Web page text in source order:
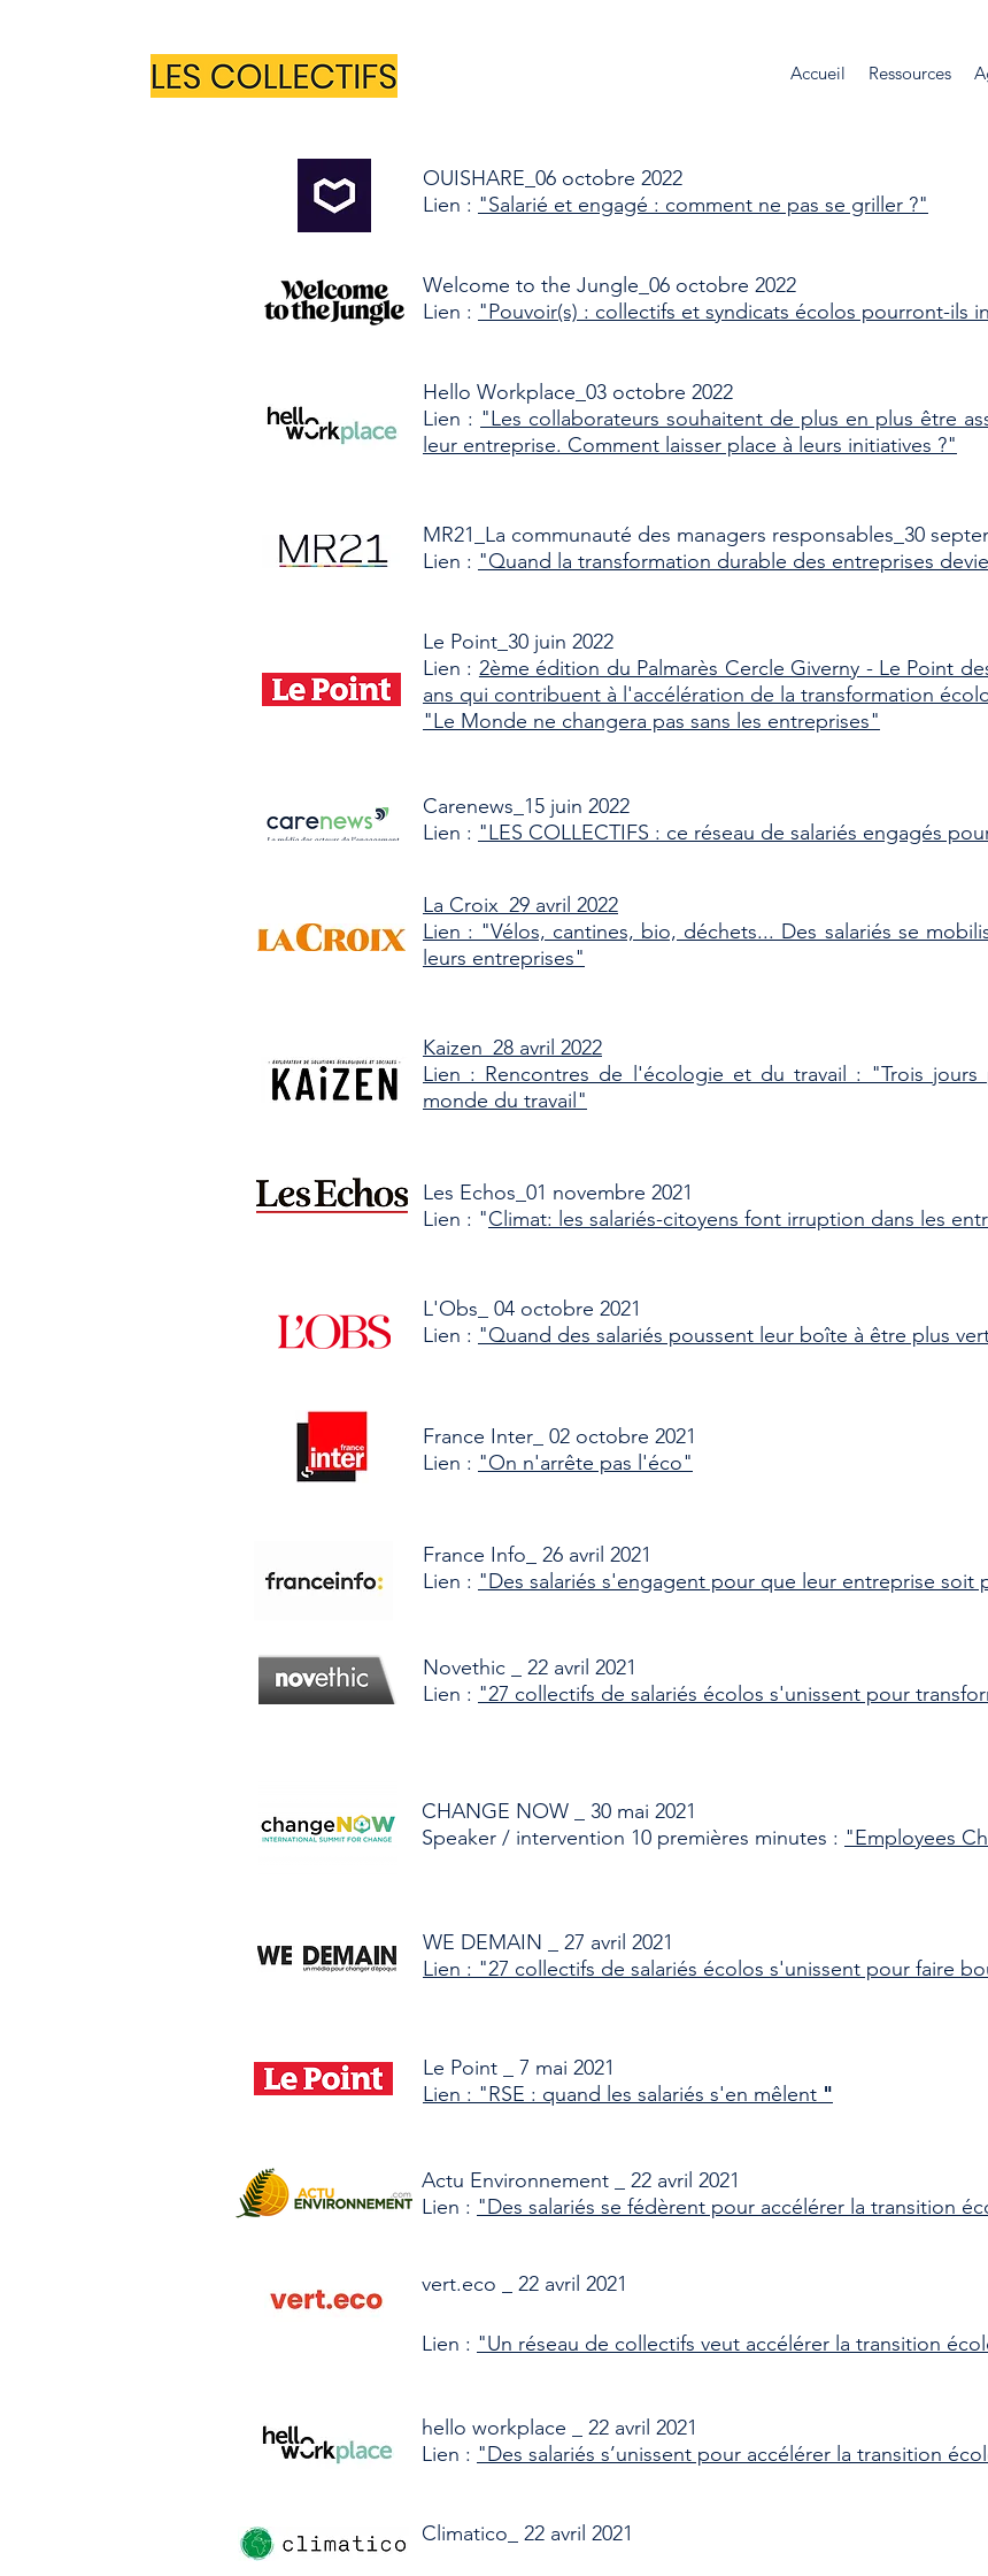
Accueil Ressources
OUISHARE_06 octobre 2022
Lien : "Salarié et engagé : comment ne pas se griller ?"
Welcome to the Jungle_06 octobre 2022
Lien : "Pouvoir(s) : collectifs et syndicats écolos pourront-ils
Hello Workplace_03 octobre 2022
Lien : "Les collaborateurs souhaitent de plus en plus être
leur entreprise. Comment laisser place à leurs initiatives ?"
MR21_La communauté des managers responsables_30
Lien : "Quand la transformation durable des entreprises
Le Point_30 juin 2022
Lien : 2ème édition du Palmarès Cercle Giverny - Le Point
ans qui contribuent à l'accélération de la transformation
"Le Monde ne changera pas sans les entreprises"
Carenews_15 juin 2022
Lien : "LES COLLECTIFS : ce réseau de salariés engagés
La Croix_29 avril 2022
Lien : "Vélos, cantines, bio, déchets... Des salariés se
leurs entreprises"
Kaizen_28 avril 2022
Lien : Rencontres de l'écologie et du travail : "Trois
monde du travail"
Les Echos_01 novembre 2021
Lien : "Climat: les salariés-citoyens font irruption dans les
L'Obs_ 04 octobre 2021
Lien : "Quand des salariés poussent leur boîte à être plus
France Inter_ 02 octobre 2021
Lien : "On n'arrête pas l'éco"
France Info_ 26 avril 2021
Lien : "Des salariés s'engagent pour que leur entreprise soit
Novethic _ 22 avril 2021
Lien : "27 collectifs de salariés écolos s'unissent pour
CHANGE NOW _ 30 mai 2021
Speaker / intervention 10 premières minutes : "Employees
WE DEMAIN _ 27 avril 2021
Lien : "27 collectifs de salariés écolos s'unissent pour faire
Le Point _ 7 mai 2021
Lien : "RSE : quand les salariés s'en mêlent "
Actu Environnement _ 22 avril 2021
Lien : "Des salariés se fédèrent pour accélérer la transition
vert.eco _ 22 avril 2021
Lien : "Un réseau de collectifs veut accélérer la transition
hello workplace _ 22 avril 2021
Lien : "Des salariés s’unissent pour accélérer la transition
Climatico_ 22 avril 2021